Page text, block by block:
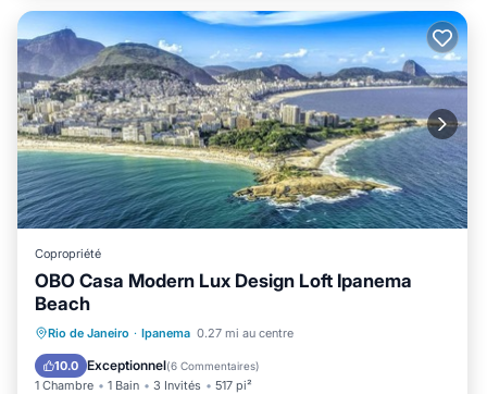
Copropriété
OBO Casa Modern Lux Design Loft Ipanema
Beach
Rio de Janeiro · Ipanema 0.27 mi au centre
10.0 Exceptionnel(6 Commentaires)
1 Chambre 1 Bain 3 Invités 517 pi²
Front de mer
Piscine
Vue sur l’océan
Balcon/Terrasse